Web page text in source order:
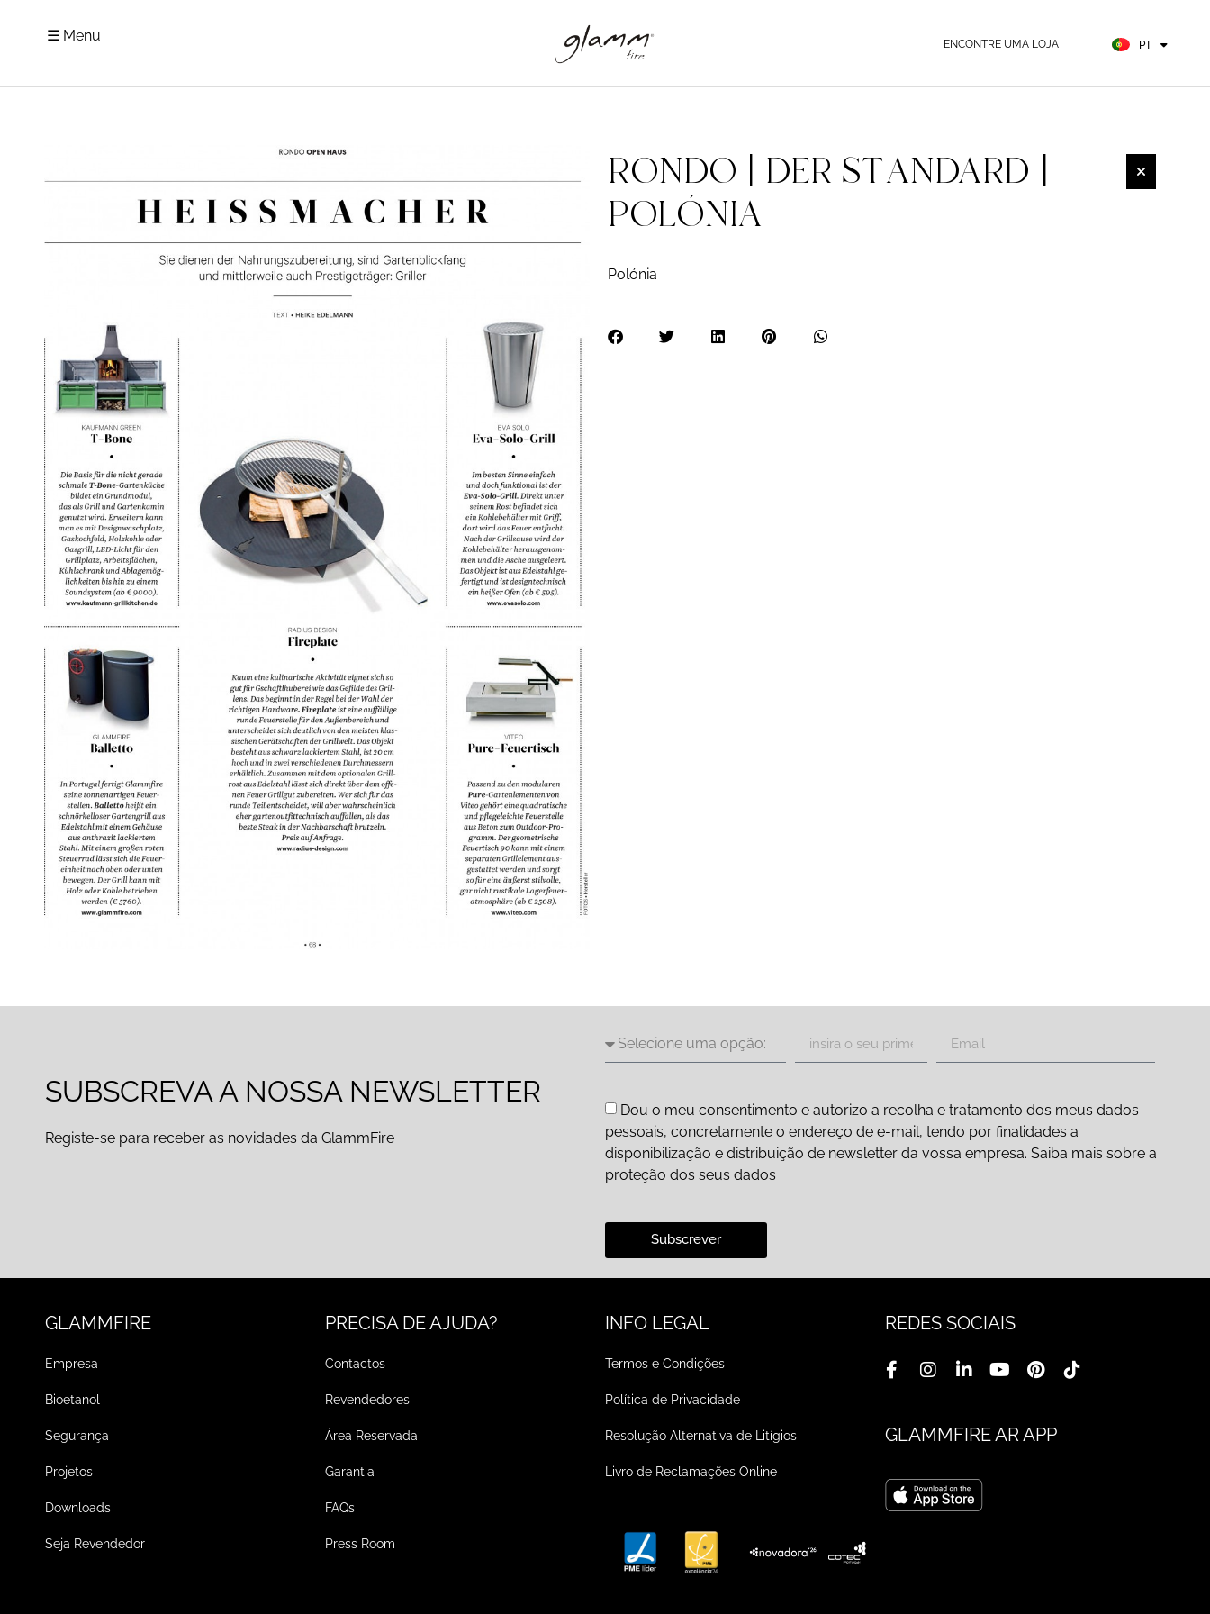
☰ Menu ENCONTRE UMA LOJA PT
DE
RONDO | DER STANDARD |
POLÓNIA
Polónia
SUBSCREVA A NOSSA NEWSLETTER
Registe-se para receber as novidades da GlammFire
Dou o meu consentimento e autorizo a recolha e tratamento dos meus dados
pessoais, concretamente o endereço de e-mail, tendo por finalidades a
disponibilização e distribuição de newsletter da vossa empresa. Saiba mais sobre a
proteção dos seus dados
Subscrever
GLAMMFIRE
Empresa
Bioetanol
Segurança
Projetos
Downloads
Seja Revendedor
PRECISA DE AJUDA?
Contactos
Revendedores
Área Reservada
Garantia
FAQs
Press Room
INFO LEGAL
Termos e Condições
Política de Privacidade
Resolução Alternativa de Litígios
Livro de Reclamações Online
REDES SOCIAIS
GLAMMFIRE AR APP